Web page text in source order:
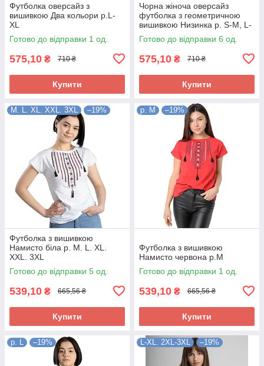
Футболка оверсайз з
вишивкою Два кольори р.L-
XL
Готово до відправки 1 од.
575,10 ₴ 710 ₴
Купити
Чорна жіноча оверсайз
футболка з геометричною
вишивкою Низинка p. S-M, L-
XL, 2XL–3XL
Готово до відправки 6 од.
575,10 ₴ 710 ₴
Купити
M. L. XL. XXL. 3XL –19%
Футболка з вишивкою
Намисто біла р. M. L. XL.
XXL. 3XL
Готово до відправки 5 од.
539,10 ₴ 665,56 ₴
Купити
р. М –19%
Футболка з вишивкою
Намисто червона р.М
Готово до відправки 1 од.
539,10 ₴ 665,56 ₴
Купити
р. L –19% L-XL. 2XL-3XL –19%